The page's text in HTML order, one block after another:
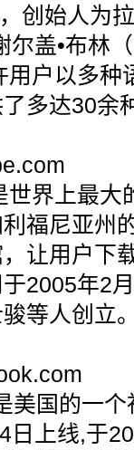
创始人为
尔盖•布林
用户以多种
多达30余
世界上最大
福尼亚州
让用户下
2005年2
等人创立
美国的一
日上线,于